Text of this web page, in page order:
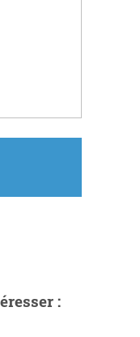
: